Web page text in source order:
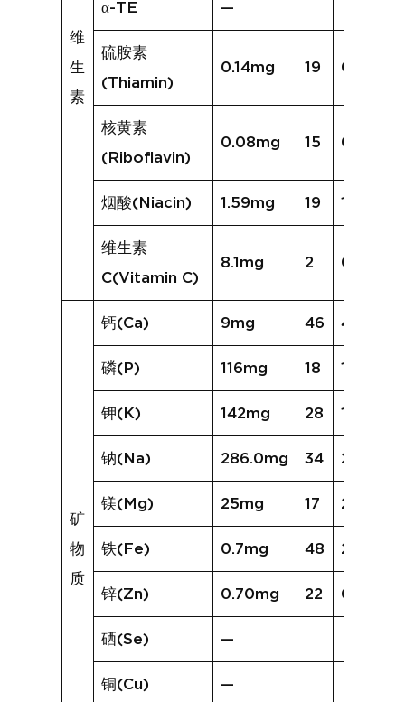
维
生
素
α-TE —
硫胺素
(Thiamin)
0.14mg 19 0.16mg
核黄素
(Riboflavin)
0.08mg 15 0.09mg
烟酸(Niacin) 1.59mg 19 1.52mg
维生素
C(Vitamin C)
8.1mg 2 0.7mg
矿
物
质
钙(Ca) 9mg 46 46mg
磷(P) 116mg 18 101mg
钾(K) 142mg 28 143mg
钠(Na) 286.0mg 34
镁(Mg) 25mg 17 25mg
铁(Fe) 0.7mg 48 2.2mg
锌(Zn) 0.70mg 22 0.62mg
硒(Se) —
铜(Cu) —